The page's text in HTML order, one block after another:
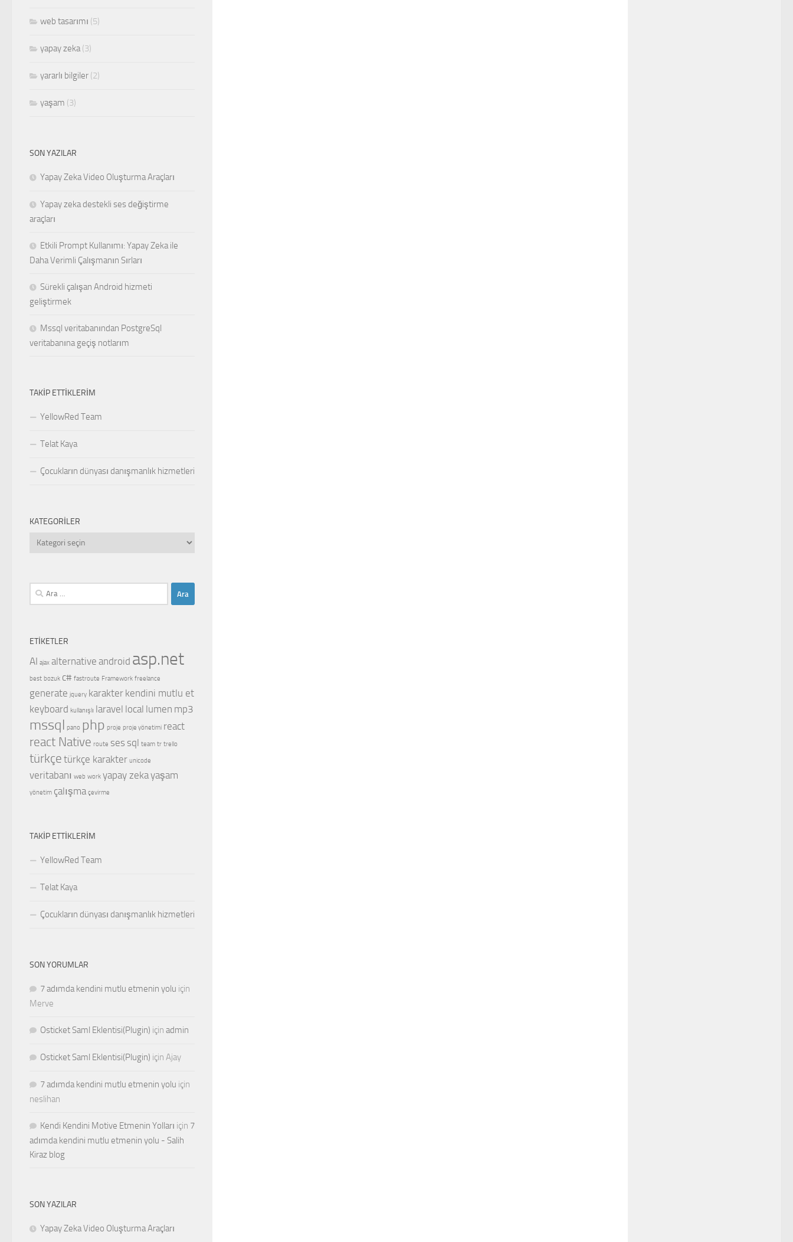
web tasarımı (5)
yapay zeka(3)
yararlı bilgiler (2)
yaşam (3)
SON YAZILAR
Yapay Zeka Video Oluşturma Araçları
Yapay zeka destekli ses değiştirme
araçları
Etkili Prompt Kullanımı: Yapay Zeka ile
Daha Verimli Çalışmanın Sırları
Sürekli çalışan Android hizmeti
geliştirmek
Mssql veritabanından PostgreSql
veritabanına geçiş notlarım
TAKIP ETTIKLERIM
YellowRed Team
Telat Kaya
Çocukların dünyası danışmanlık hizmetleri
KATEGORILER
Kategoriler
Arama:
ETIKETLER
AI ajax alternative android asp.net
best bozuk c# fastroute Framework freelance
generate jquery karakter kendini mutlu et
keyboard kullanışlı laravel local lumen mp3
mssql pano php proje proje yönetimi react
react Native route ses sql team tr trello
türkçe türkçe karakter unicode
veritabanı web work yapay zekayaşam
yönetim çalışma çevirme
TAKIP ETTIKLERIM
YellowRed Team
Telat Kaya
Çocukların dünyası danışmanlık hizmetleri
SON YORUMLAR
7 adımda kendini mutlu etmenin yolu için
Merve
Osticket Saml Eklentisi(Plugin) için admin
Osticket Saml Eklentisi(Plugin) için Ajay
7 adımda kendini mutlu etmenin yolu için
neslihan
Kendi Kendini Motive Etmenin Yolları için 7
adımda kendini mutlu etmenin yolu - Salih
Kiraz blog
SON YAZILAR
Yapay Zeka Video Oluşturma Araçları